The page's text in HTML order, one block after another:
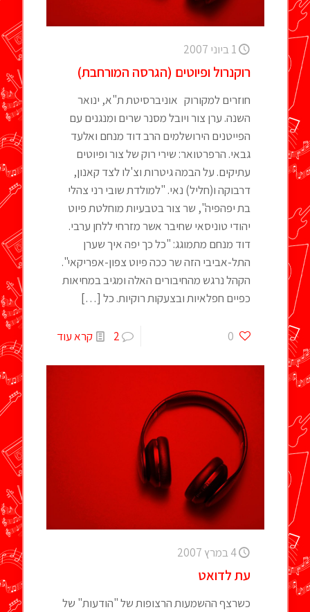
1 ביוני 2007
רוקנרול ופיוטים (הגרסה המורחבת)
חוזרים למקורוק אוניברסיטת ת"א, ינואר
השנה. ערן צור ויובל מסנר שרים ומנגנים עם
הפייטנים הירושלמים הרב דוד מנחם ואלעד
גבאי. הרפרטואר: שירי רוק של צור ופיוטים
עתיקים. על הבמה גיטרות וצ'לו לצד קאנון,
דרבוקה ו(חליל) נאי. "למולדת שובי רני צהלי
בת יפהפיה", שר צור בטבעיות מוחלטת פיוט
יהודי טוניסאי שחיבר אשר מזרחי ללחן ערבי.
דוד מנחם מתמוגג: "כל כך יפה איך שערן
התל-אביבי הזה שר ככה פיוט צפון-אפריקאי".
הקהל נרגש מהחיבורים האלה ומגיב במחיאות
כפיים חפלאיות ובצעקות רוקיות. כל […]
0
2 קרא עוד
4 במרץ 2007
עת לדואט
כשרצף ההשמעות הרצופות של "הודעות" של